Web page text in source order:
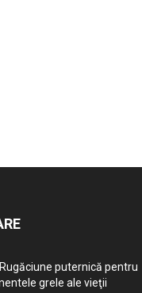
puternică pentru
grele ale vieţii